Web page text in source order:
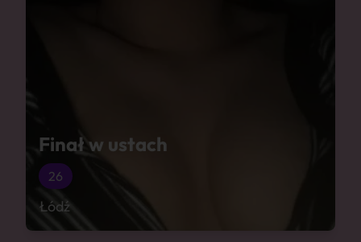
Finał w ustach
26
Łódź